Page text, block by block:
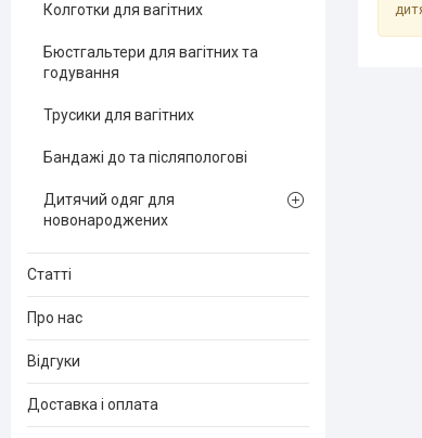
Колготки для вагітних
Бюстгальтери для вагітних та
годування
Трусики для вагітних
Бандажі до та післяпологові
Дитячий одяг для
новонароджених
Статті
Про нас
Відгуки
Доставка і оплата